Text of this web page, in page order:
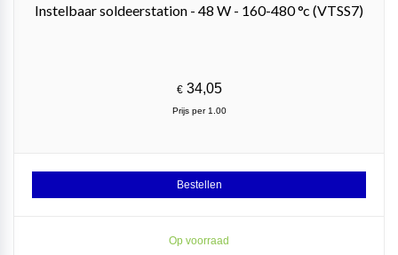
Instelbaar soldeerstation - 48 W - 160-480 °c (VTSS7)
€34,05
Prijs per 1.00
Bestellen
Op voorraad